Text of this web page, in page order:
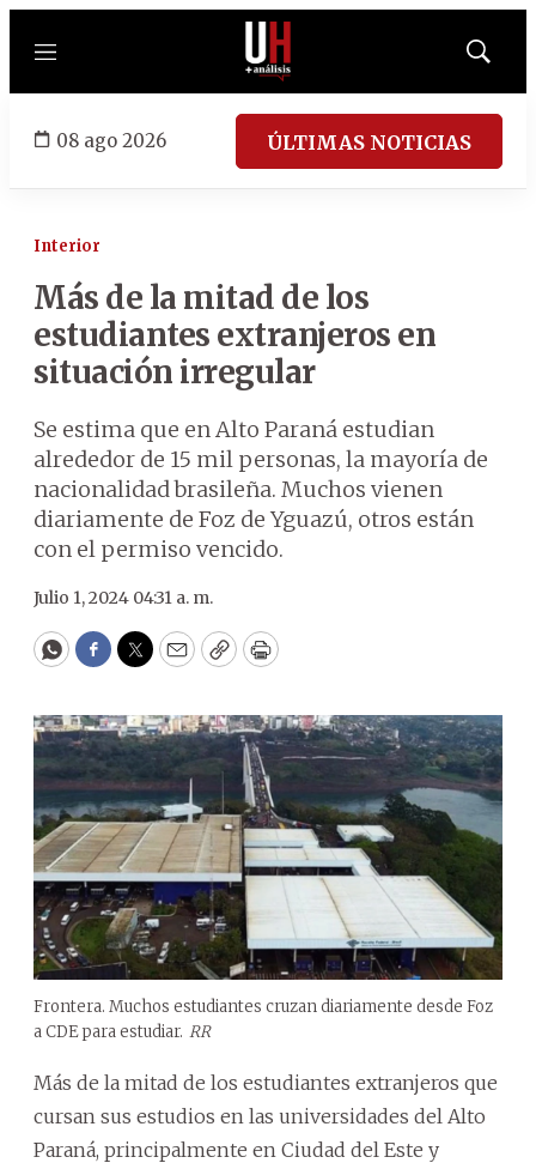
Menú
Mostrar
08 ago 2026 ÚLTIMAS NOTICIAS
Interior
Más de la mitad de los
estudiantes extranjeros en
situación irregular
Se estima que en Alto Paraná estudian
alrededor de 15 mil personas, la mayoría de
nacionalidad brasileña. Muchos vienen
diariamente de Foz de Yguazú, otros están
con el permiso vencido.
Julio 1, 2024 04:31 a. m.
WhatsApp
Facebook
Twitter
EmailCopyPrint
Frontera. Muchos estudiantes cruzan diariamente desde Foz
a CDE para estudiar. RR
Más de la mitad de los estudiantes extranjeros que
cursan sus estudios en las universidades del Alto
Paraná, principalmente en Ciudad del Este y